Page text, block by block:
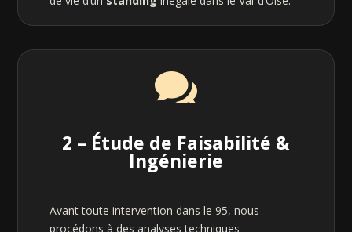

2 – Étude de Faisabilité &
Ingénierie
Avant toute intervention dans le 95, nous
procédons à des analyses techniques